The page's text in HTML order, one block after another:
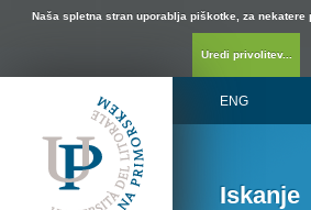
Naša spletna stran uporablja piškotke, za nekatere
Uredi privolitev...
ENG
Iskanje